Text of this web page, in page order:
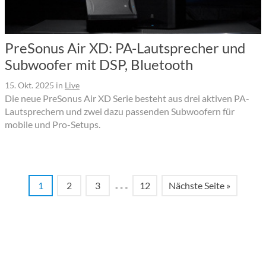
PreSonus Air XD: PA-Lautsprecher und
Subwoofer mit DSP, Bluetooth
15. Okt. 2025 in Live
Die neue PreSonus Air XD Serie besteht aus drei aktiven PA-
Lautsprechern und zwei dazu passenden Subwoofern für
mobile und Pro-Setups.
1 2 3 … 12 Nächste Seite »